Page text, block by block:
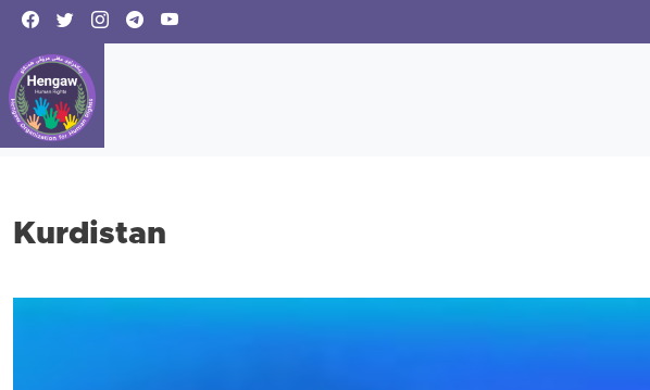
Kurdistan